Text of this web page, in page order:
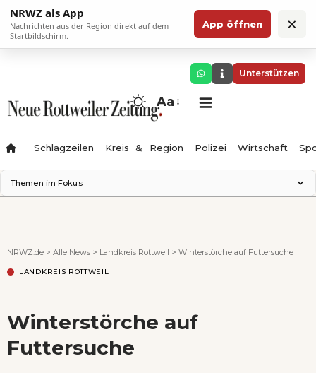
NRWZ als App
Nachrichten aus der Region direkt auf dem
Startbildschirm.
App öffnen ×
Unterstützen
Aa
Schlagzeilen Kreis & Region Polizei Wirtschaft
Themen im Fokus
Ferienzauber '26
Testturm
Wenn Orte erzählen ...
NRWZ.de > Alle News > Landkreis Rottweil > Winterstörche auf Futtersuche
LANDKREIS ROTTWEIL
Winterstörche auf
Futtersuche